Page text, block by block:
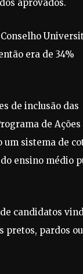
aprovados.
era de 34%
de inclusão das
de Ações
sistema de
ensino médio
candidatos
pretos, pardos ou